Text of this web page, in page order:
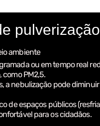
ambiente
ou em tempo real
PM2,5.
a nebulização pode
de espaços públicos
para os cidadãos.